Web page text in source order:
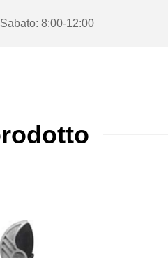
8:00-12:00